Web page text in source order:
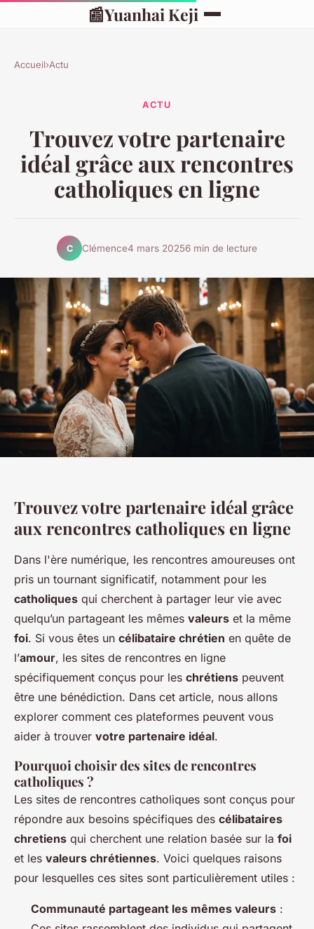
📰Yuanhai Keji
Accueil›Actu
ACTU
Trouvez votre partenaire
idéal grâce aux rencontres
catholiques en ligne
C Clémence4 mars 20256 min de lecture
Trouvez votre partenaire idéal grâce
aux rencontres catholiques en ligne
Dans l'ère numérique, les rencontres amoureuses ont
pris un tournant significatif, notamment pour les
catholiques qui cherchent à partager leur vie avec
quelqu’un partageant les mêmes valeurs et la même
foi. Si vous êtes un célibataire chrétien en quête de
l’amour, les sites de rencontres en ligne
spécifiquement conçus pour les chrétiens peuvent
être une bénédiction. Dans cet article, nous allons
explorer comment ces plateformes peuvent vous
aider à trouver votre partenaire idéal.
Pourquoi choisir des sites de rencontres
catholiques ?
Les sites de rencontres catholiques sont conçus pour
répondre aux besoins spécifiques des célibataires
chretiens qui cherchent une relation basée sur la foi
et les valeurs chrétiennes. Voici quelques raisons
pour lesquelles ces sites sont particulièrement utiles :
Communauté partageant les mêmes valeurs :